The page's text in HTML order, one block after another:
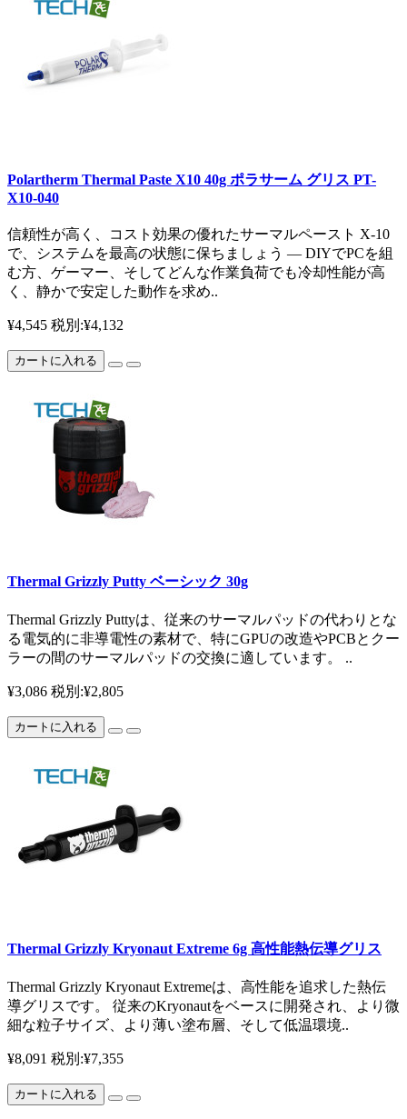
Polartherm Thermal Paste X10 40g ポラサーム グリス PT-
X10-040
信頼性が高く、コスト効果の優れたサーマルペースト X-10
で、システムを最高の状態に保ちましょう — DIYでPCを組
む方、ゲーマー、そしてどんな作業負荷でも冷却性能が高
く、静かで安定した動作を求め..
¥4,545 税別:¥4,132
カートに入れる
Thermal Grizzly Putty ベーシック 30g
Thermal Grizzly Puttyは、従来のサーマルパッドの代わりとな
る電気的に非導電性の素材で、特にGPUの改造やPCBとクー
ラーの間のサーマルパッドの交換に適しています。 ..
¥3,086 税別:¥2,805
カートに入れる
Thermal Grizzly Kryonaut Extreme 6g 高性能熱伝導グリス
Thermal Grizzly Kryonaut Extremeは、高性能を追求した熱伝
導グリスです。 従来のKryonautをベースに開発され、より微
細な粒子サイズ、より薄い塗布層、そして低温環境..
¥8,091 税別:¥7,355
カートに入れる